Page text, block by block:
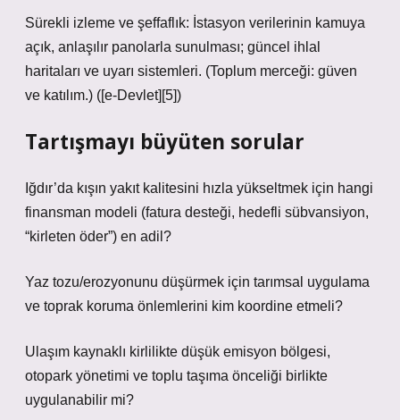
Sürekli izleme ve şeffaflık: İstasyon verilerinin kamuya
açık, anlaşılır panolarla sunulması; güncel ihlal
haritaları ve uyarı sistemleri. (Toplum merceği: güven
ve katılım.) ([e-Devlet][5])
Tartışmayı büyüten sorular
Iğdır’da kışın yakıt kalitesini hızla yükseltmek için hangi
finansman modeli (fatura desteği, hedefli sübvansiyon,
“kirleten öder”) en adil?
Yaz tozu/erozyonunu düşürmek için tarımsal uygulama
ve toprak koruma önlemlerini kim koordine etmeli?
Ulaşım kaynaklı kirlilikte düşük emisyon bölgesi,
otopark yönetimi ve toplu taşıma önceliği birlikte
uygulanabilir mi?